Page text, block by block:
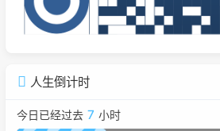
人生倒计时
今日已经过去 7 小时